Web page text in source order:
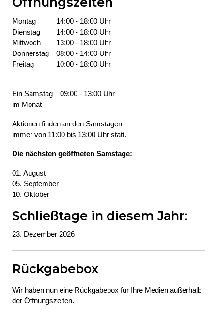
Montag
14:00 - 18:00 Uhr
Dienstag
14:00 - 18:00 Uhr
Mittwoch
13:00 - 18:00 Uhr
Donners­tag
08:00 - 14:00 Uhr
Freitag
10:00 - 18:00 Uhr
Ein Samstag
im Monat
09:00 - 13:00 Uhr
Aktionen finden an den Samstagen
immer von 11:00 bis 13:00 Uhr statt.
Die nächsten geöffneten Samstage:
01. August
05. September
10. Oktober
Schließtage in diesem Jahr:
23. Dezember 2026
Rückgabebox
Wir haben nun eine Rückgabebox für Ihre Medien außerhalb
der Öffnungszeiten.